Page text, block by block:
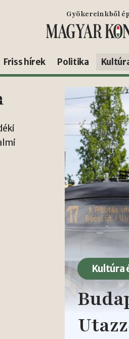
Gyökereinkből
Friss hírek Politika
Kultúra